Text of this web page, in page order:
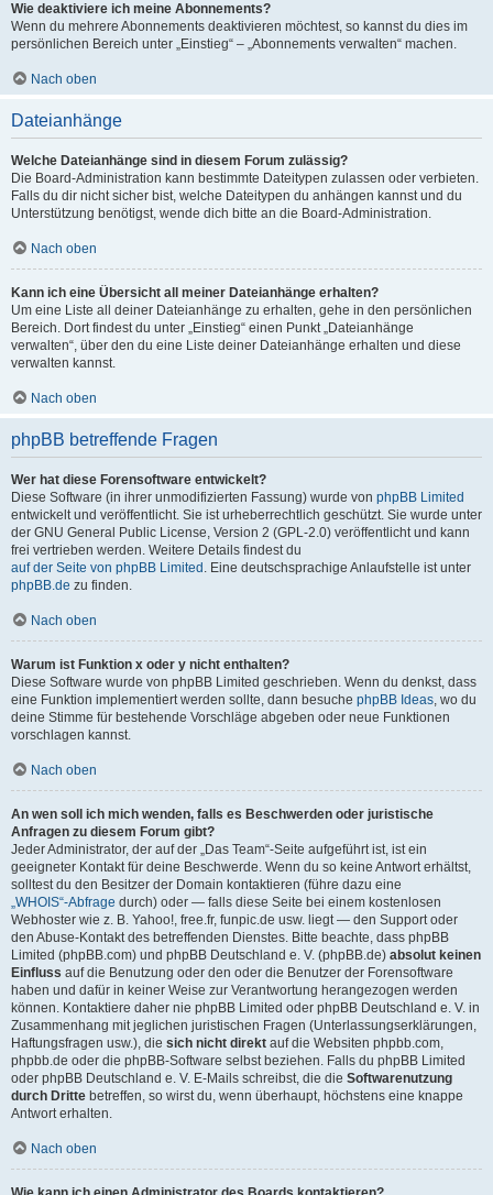
Wie deaktiviere ich meine Abonnements?
Wenn du mehrere Abonnements deaktivieren möchtest, so kannst du dies im
persönlichen Bereich unter „Einstieg“ – „Abonnements verwalten“ machen.
Nach oben
Dateianhänge
Welche Dateianhänge sind in diesem Forum zulässig?
Die Board-Administration kann bestimmte Dateitypen zulassen oder verbieten.
Falls du dir nicht sicher bist, welche Dateitypen du anhängen kannst und du
Unterstützung benötigst, wende dich bitte an die Board-Administration.
Nach oben
Kann ich eine Übersicht all meiner Dateianhänge erhalten?
Um eine Liste all deiner Dateianhänge zu erhalten, gehe in den persönlichen
Bereich. Dort findest du unter „Einstieg“ einen Punkt „Dateianhänge
verwalten“, über den du eine Liste deiner Dateianhänge erhalten und diese
verwalten kannst.
Nach oben
phpBB betreffende Fragen
Wer hat diese Forensoftware entwickelt?
Diese Software (in ihrer unmodifizierten Fassung) wurde von phpBB Limited
entwickelt und veröffentlicht. Sie ist urheberrechtlich geschützt. Sie wurde unter
der GNU General Public License, Version 2 (GPL-2.0) veröffentlicht und kann
frei vertrieben werden. Weitere Details findest du
auf der Seite von phpBB Limited . Eine deutschsprachige Anlaufstelle ist unter
phpBB.de zu finden.
Nach oben
Warum ist Funktion x oder y nicht enthalten?
Diese Software wurde von phpBB Limited geschrieben. Wenn du denkst, dass
eine Funktion implementiert werden sollte, dann besuche phpBB Ideas, wo du
deine Stimme für bestehende Vorschläge abgeben oder neue Funktionen
vorschlagen kannst.
Nach oben
An wen soll ich mich wenden, falls es Beschwerden oder juristische
Anfragen zu diesem Forum gibt?
Jeder Administrator, der auf der „Das Team“-Seite aufgeführt ist, ist ein
geeigneter Kontakt für deine Beschwerde. Wenn du so keine Antwort erhältst,
solltest du den Besitzer der Domain kontaktieren (führe dazu eine
„WHOIS“-Abfrage durch) oder — falls diese Seite bei einem kostenlosen
Webhoster wie z. B. Yahoo!, free.fr, funpic.de usw. liegt — den Support oder
den Abuse-Kontakt des betreffenden Dienstes. Bitte beachte, dass phpBB
Limited (phpBB.com) und phpBB Deutschland e. V. (phpBB.de) absolut keinen
Einfluss auf die Benutzung oder den oder die Benutzer der Forensoftware
haben und dafür in keiner Weise zur Verantwortung herangezogen werden
können. Kontaktiere daher nie phpBB Limited oder phpBB Deutschland e. V. in
Zusammenhang mit jeglichen juristischen Fragen (Unterlassungserklärungen,
Haftungsfragen usw.), die sich nicht direkt auf die Websiten phpbb.com,
phpbb.de oder die phpBB-Software selbst beziehen. Falls du phpBB Limited
oder phpBB Deutschland e. V. E-Mails schreibst, die die Softwarenutzung
durch Dritte betreffen, so wirst du, wenn überhaupt, höchstens eine knappe
Antwort erhalten.
Nach oben